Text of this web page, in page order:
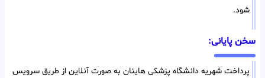
شود.
سخن پایانی:
پرداخت شهریه دانشگاه پزشکی هاینان به صورت آنلاین از طریق سرویس